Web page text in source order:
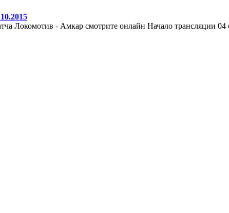
Локомотив - Амкар смотрите онлайн Начало трансляции 04